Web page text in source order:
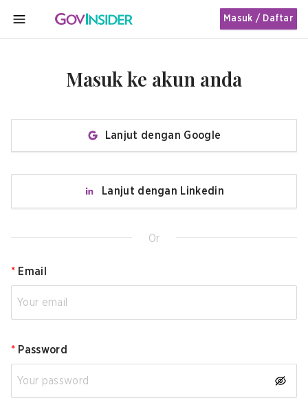
MENU
Masuk / Daftar
Masuk ke akun anda
Lanjut dengan Google
Lanjut dengan Linkedin
Or
* Email
* Password